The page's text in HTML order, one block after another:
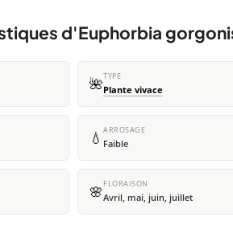
d'Euphorbia
🌺TYPE
Plante vivace
💧 ARROSAGE
Faible
🌸 FLORAISON
Avril, mai, juin, juillet